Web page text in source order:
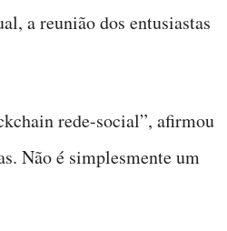
a reunião dos entusiastas
rede-social”, afirmou
Não é simplesmente um